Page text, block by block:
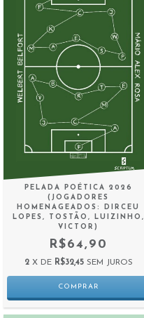
PELADA POÉTICA 2026
(JOGADORES
HOMENAGEADOS: DIRCEU
LOPES, TOSTÃO, LUIZINHO,
VICTOR)
R$64,90
2 X DE R$32,45 SEM JUROS